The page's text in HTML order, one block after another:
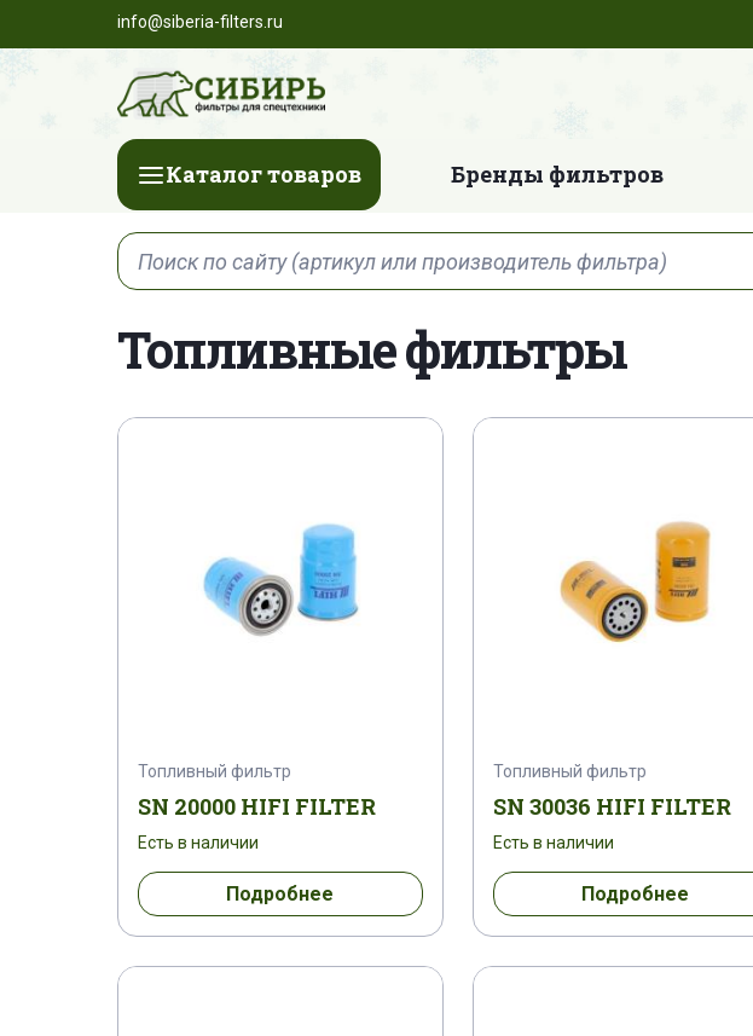
info@siberia-filters.ru
Каталог товаров Бренды фильтров
Топливные фильтры
Топливный фильтр
SN 20000 HIFI FILTER
Есть в наличии
Подробнее
Топливный фильтр
SN 30036 HIFI FILTER
Есть в наличии
Подробнее